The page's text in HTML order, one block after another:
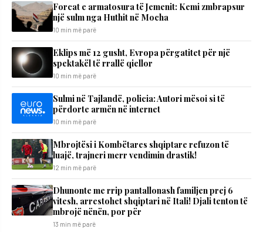
Forcat e armatosura të Jemenit: Kemi zmbrapsur
një sulm nga Huthit në Mocha
10 min më parë
Eklips më 12 gusht, Evropa përgatitet për një
spektakël të rrallë qiellor
10 min më parë
Sulmi në Tajlandë, policia: Autori mësoi si të
përdorte armën në internet
10 min më parë
Mbrojtësi i Kombëtares shqiptare refuzon të
luajë, trajneri merr vendimin drastik!
12 min më parë
Dhunonte me rrip pantallonash familjen prej 6
vitesh, arrestohet shqiptari në Itali! Djali tenton të
mbrojë nënën, por për
13 min më parë